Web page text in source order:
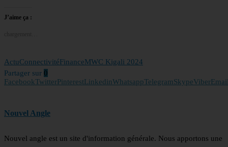
J’aime ça :
ActuConnectivitéFinanceMWC Kigali 2024
Partager sur 0
FacebookTwitterPinterestLinkedinWhatsappTelegramSkypeViber
Nouvel Angle
Nouvel angle est un site d'information générale. Nous apportons une